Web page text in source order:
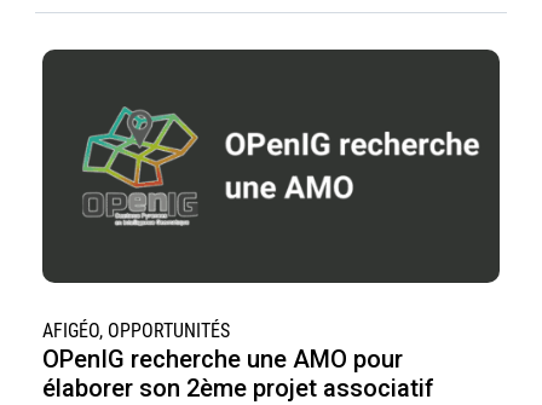
AFIGÉO, OPPORTUNITÉS
OPenIG recherche une AMO pour
élaborer son 2ème projet associatif